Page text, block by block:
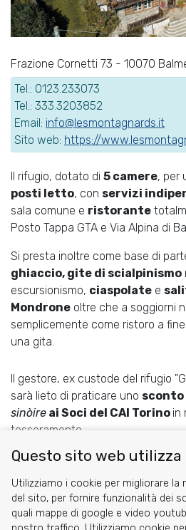
Frazione Cornetti 73 - 10070
Tel.: 0123.233073
Tel.: 333.3203852
Email: info@lesmontagnards.it
Sito web: https://
Il rifugio, dotato di 5 camere, per
posti letto, con servizi
sala comune e ristorante
Posto Tappa GTA e Via Alpina di
Si presta inoltre come base di
ghiaccio, gite di scialpinismo
escursionismo, ciaspolate e
Mondrone oltre che a soggiorni
semplicemente come ristoro a
una gita.
Il gestore, ex custode del rifugio
sarà lieto di praticare uno sconto
sinòire ai Soci del CAI Torino in
tesseramento.
ShareFacebook
TwitterRedditWhatsApp
Questo sito web utilizza
Utilizziamo i cookie per migliorare la
del sito, per fornire funzionalità dei
quali mappe di google e video